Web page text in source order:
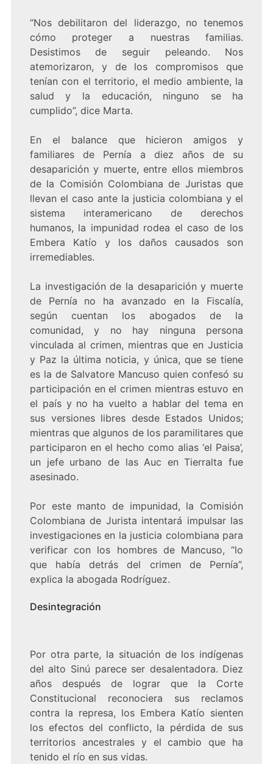
“Nos debilitaron del liderazgo, no tenemos
cómo proteger a nuestras familias.
Desistimos de seguir peleando. Nos
atemorizaron, y de los compromisos que
tenían con el territorio, el medio ambiente, la
salud y la educación, ninguno se ha
cumplido”, dice Marta.
En el balance que hicieron amigos y
familiares de Pernía a diez años de su
desaparición y muerte, entre ellos miembros
de la Comisión Colombiana de Juristas que
llevan el caso ante la justicia colombiana y el
sistema interamericano de derechos
humanos, la impunidad rodea el caso de los
Embera Katío y los daños causados son
irremediables.
La investigación de la desaparición y muerte
de Pernía no ha avanzado en la Fiscalía,
según cuentan los abogados de la
comunidad, y no hay ninguna persona
vinculada al crimen, mientras que en Justicia
y Paz la última noticia, y única, que se tiene
es la de Salvatore Mancuso quien confesó su
participación en el crimen mientras estuvo en
el país y no ha vuelto a hablar del tema en
sus versiones libres desde Estados Unidos;
mientras que algunos de los paramilitares que
participaron en el hecho como alias ‘el Paisa’,
un jefe urbano de las Auc en Tierralta fue
asesinado.
Por este manto de impunidad, la Comisión
Colombiana de Jurista intentará impulsar las
investigaciones en la justicia colombiana para
verificar con los hombres de Mancuso, “lo
que había detrás del crimen de Pernía”,
explica la abogada Rodríguez.
Desintegración
Por otra parte, la situación de los indígenas
del alto Sinú parece ser desalentadora. Diez
años después de lograr que la Corte
Constitucional reconociera sus reclamos
contra la represa, los Embera Katío sienten
los efectos del conflicto, la pérdida de sus
territorios ancestrales y el cambio que ha
tenido el río en sus vidas.